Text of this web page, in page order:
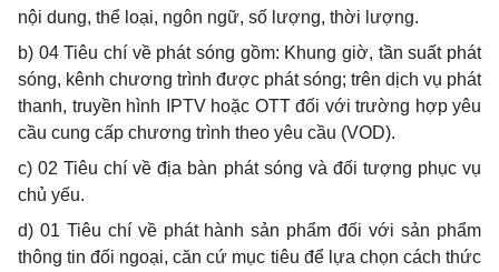
nội dung, thể loại, ngôn ngữ, số lượng, thời lượng.
b) 04 Tiêu chí về phát sóng gồm: Khung giờ, tần suất phát
sóng, kênh chương trình được phát sóng; trên dịch vụ phát
thanh, truyền hình IPTV hoặc OTT đối với trường hợp yêu
cầu cung cấp chương trình theo yêu cầu (VOD).
c) 02 Tiêu chí về địa bàn phát sóng và đối tượng phục vụ
chủ yếu.
d) 01 Tiêu chí về phát hành sản phẩm đối với sản phẩm
thông tin đối ngoại, căn cứ mục tiêu để lựa chọn cách thức